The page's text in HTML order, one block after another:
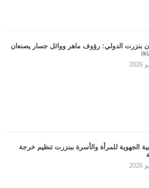
بنزرت الدولي: رؤوف ماهر ووائل جسار يصنعان
الجهوية للمرأة والأسرة ببنزرت تنظيم خرجة